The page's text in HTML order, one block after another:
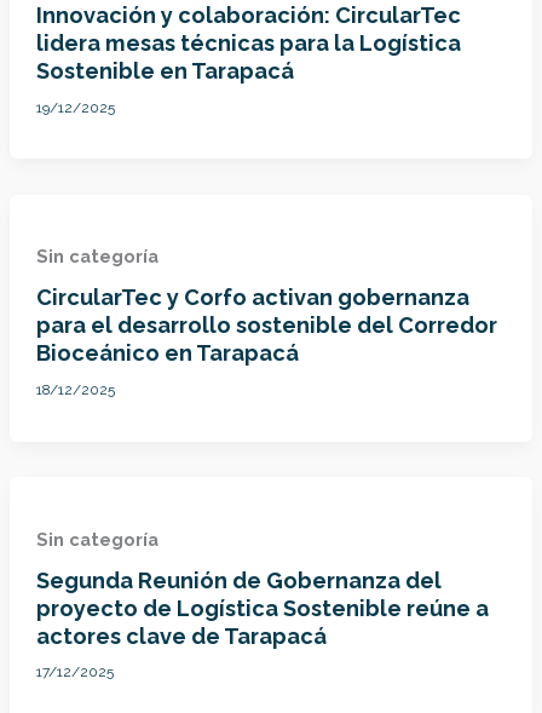
Innovación y colaboración: CircularTec
lidera mesas técnicas para la Logística
Sostenible en Tarapacá
19/12/2025
Sin categoría
CircularTec y Corfo activan gobernanza
para el desarrollo sostenible del Corredor
Bioceánico en Tarapacá
18/12/2025
Sin categoría
Segunda Reunión de Gobernanza del
proyecto de Logística Sostenible reúne a
actores clave de Tarapacá
17/12/2025